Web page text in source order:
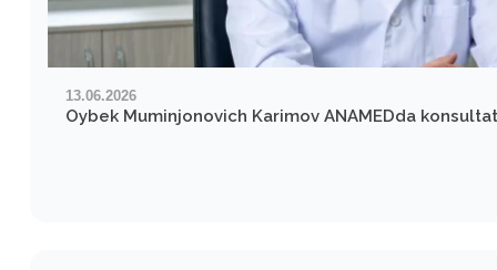
13.06.2026
Oybek Muminjonovich Karimov ANAMEDda